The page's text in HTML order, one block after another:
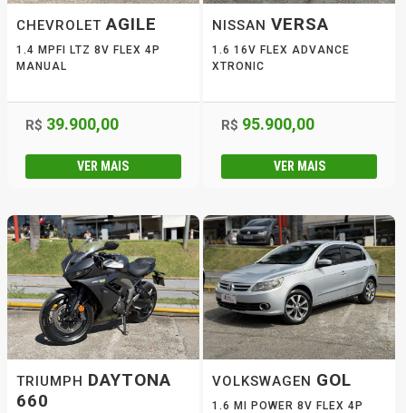
CHEVROLETAGILE
1.4 MPFI LTZ 8V FLEX 4P
MANUAL
R$ 39.900,00
VER MAIS
NISSANVERSA
1.6 16V FLEX ADVANCE
XTRONIC
R$ 95.900,00
VER MAIS
TRIUMPH DAYTONA
660
VOLKSWAGEN GOL
1.6 MI POWER 8V FLEX 4P